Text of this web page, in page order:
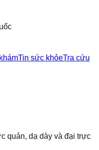
Tin sức khỏeTra cứu
quản, dạ dày và đại trực